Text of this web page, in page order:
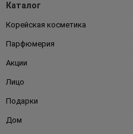
Каталог
Корейская косметика
Парфюмерия
Акции
Лицо
Подарки
Дом